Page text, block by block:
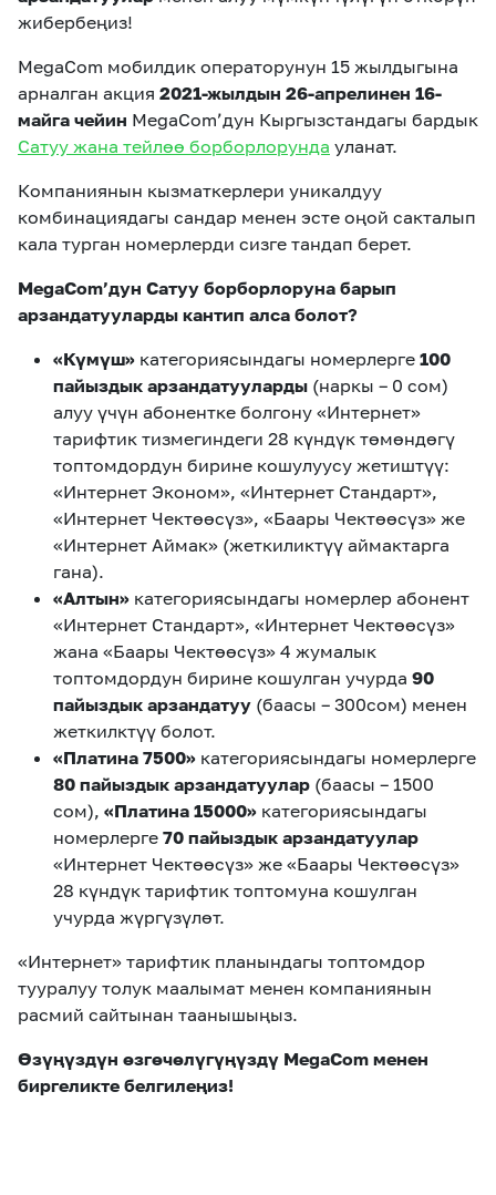
жибербеңиз!
MegaCom мобилдик операторунун 15 жылдыгына
арналган акция 2021-жылдын 26-апрелинен 16-
майга чейин MegaCom’дун Кыргызстандагы бардык
Сатуу жана тейлөө борборлорунда уланат.
Компаниянын кызматкерлери уникалдуу
комбинациядагы сандар менен эсте оңой сакталып
кала турган номерлерди сизге тандап берет.
MegaCom’дун Сатуу борборлоруна барып
арзандатууларды кантип алса болот?
«Күмүш» категориясындагы номерлерге 100
пайыздык арзандатууларды (наркы – 0 сом)
алуу үчүн абонентке болгону «Интернет»
тарифтик тизмегиндеги 28 күндүк төмөндөгү
топтомдордун бирине кошулуусу жетиштүү:
«Интернет Эконом», «Интернет Стандарт»,
«Интернет Чектөөсүз», «Баары Чектөөсүз» же
«Интернет Аймак» (жеткиликтүү аймактарга
гана).
«Алтын» категориясындагы номерлер абонент
«Интернет Стандарт», «Интернет Чектөөсүз»
жана «Баары Чектөөсүз» 4 жумалык
топтомдордун бирине кошулган учурда 90
пайыздык арзандатуу (баасы – 300сом) менен
жеткилктүү болот.
«Платина 7500» категориясындагы номерлерге
80 пайыздык арзандатуулар (баасы – 1500
сом), «Платина 15000» категориясындагы
номерлерге 70 пайыздык арзандатуулар
«Интернет Чектөөсүз» же «Баары Чектөөсүз»
28 күндүк тарифтик топтомуна кошулган
учурда жүргүзүлөт.
«Интернет» тарифтик планындагы топтомдор
тууралуу толук маалымат менен компаниянын
расмий сайтынан таанышыңыз.
Өзүңүздүн өзгөчөлүгүңүздү MegaCom менен
биргеликте белгилеңиз!